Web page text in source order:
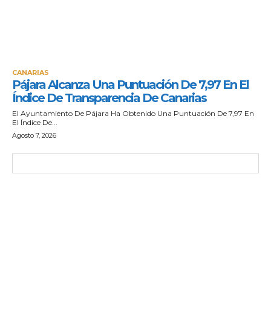
CANARIAS
Pájara Alcanza Una Puntuación De 7,97 En El
Índice De Transparencia De Canarias
El Ayuntamiento De Pájara Ha Obtenido Una Puntuación De 7,97 En
El Índice De...
Agosto 7, 2026